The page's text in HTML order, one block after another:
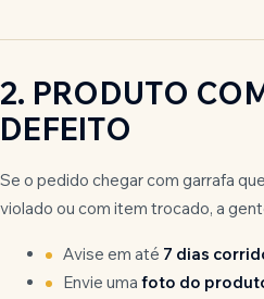
2. PRODUTO
DEFEITO
Se o pedido chegar com garrafa
violado ou com item trocado, a
Avise em até 7 dias
Envie uma foto do